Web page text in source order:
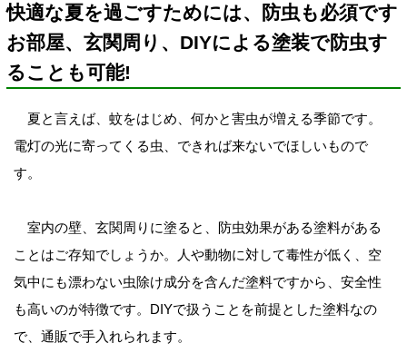
快適な夏を過ごすためには、防虫も必須です
お部屋、玄関周り、DIYによる塗装で防虫す
ることも可能!
夏と言えば、蚊をはじめ、何かと害虫が増える季節です。
電灯の光に寄ってくる虫、できれば来ないでほしいもので
す。
室内の壁、玄関周りに塗ると、防虫効果がある塗料がある
ことはご存知でしょうか。人や動物に対して毒性が低く、空
気中にも漂わない虫除け成分を含んだ塗料ですから、安全性
も高いのが特徴です。DIYで扱うことを前提とした塗料なの
で、通販で手入れられます。